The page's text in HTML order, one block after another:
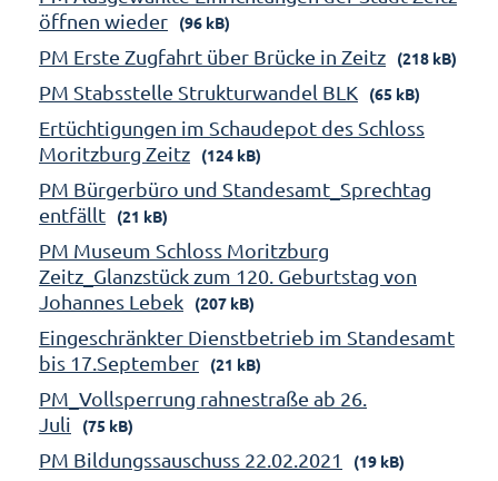
öffnen wieder
(96 kB)
PM Erste Zugfahrt über Brücke in Zeitz (218 kB)
PM Stabsstelle Strukturwandel BLK (65 kB)
Ertüchtigungen im Schaudepot des Schloss
Moritzburg Zeitz
(124 kB)
PM Bürgerbüro und Standesamt_Sprechtag
entfällt
(21 kB)
PM Museum Schloss Moritzburg
Zeitz_Glanzstück zum 120. Geburtstag von
Johannes Lebek
(207 kB)
Eingeschränkter Dienstbetrieb im Standesamt
bis 17.September
(21 kB)
PM_Vollsperrung rahnestraße ab 26.
Juli
(75 kB)
PM Bildungssauschuss 22.02.2021 (19 kB)